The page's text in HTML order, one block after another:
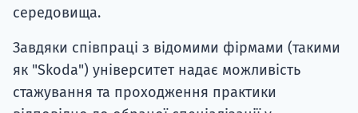
середовища.
Завдяки співпраці з відомими фірмами (такими
як "Skoda") університет надає можливість
стажування та проходження практики